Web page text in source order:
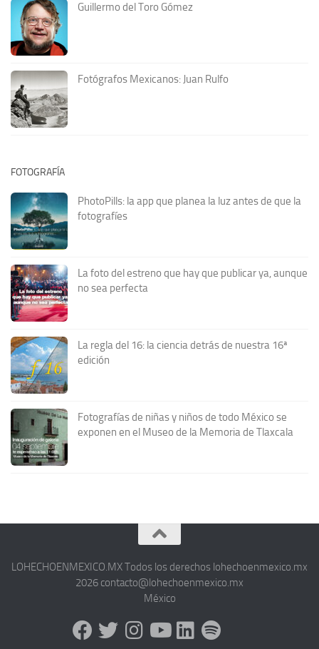
Guillermo del Toro Gómez
Fotógrafos Mexicanos: Juan Rulfo
FOTOGRAFÍA
PhotoPills: la app que planea la luz antes de que la
fotografíes
La foto del estreno que hay que publicar ya, aunque
no sea perfecta
La regla del 16: la ciencia detrás de nuestra 16ª
edición
Fotografías de niñas y niños de todo México se
exponen en el Museo de la Memoria de Tlaxcala
LOHECHOENMEXICO.MX Todos los derechos lohechoenmexico.mx
2026 contacto@lohechoenmexico.mx
México